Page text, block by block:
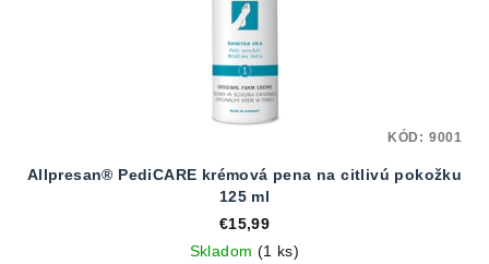
Allpresan® PediCARE krémová pena na citlivú pokožku
125 ml
€15,99
Skladom (1 ks)
KÓD: 9001